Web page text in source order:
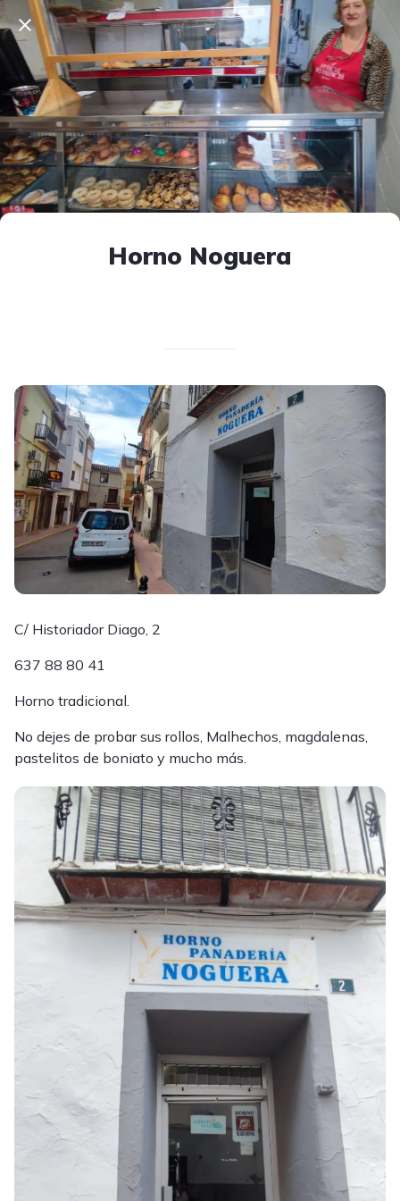
Horno Noguera
C/ Historiador Diago, 2
637 88 80 41
Horno tradicional.
No dejes de probar sus rollos, Malhechos, magdalenas,
pastelitos de boniato y mucho más.